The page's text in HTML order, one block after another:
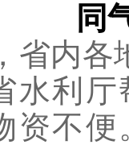
同
省内
水利
资不